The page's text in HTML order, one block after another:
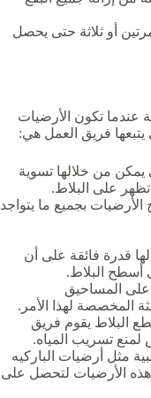
أو ثلاثة حتى يحصل
عندما تكون الأرضيات
يتبعها فريق العمل هي:
يمكن من خلالها تسوية
على البلاط.
بجميع ما يتواجد
قدرة فائقة على أن
أسطح البلاط.
على المساحيق
المخصصة لهذا الأمر.
البلاط يقوم فريق
لمنع تسريب المياه.
مثل أرضيات الباركيه
الأرضيات لتحصل على